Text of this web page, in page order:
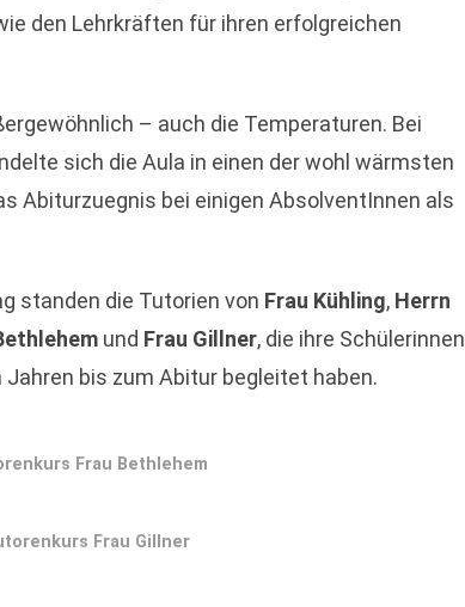
den Lehrkräften für ihren erfolgreichen
– auch die Temperaturen. Bei
sich die Aula in einen der wohl wärmsten
Abiturzuegnis bei einigen AbsolventInnen als
standen die Tutorien von Frau Kühling, Herrn
und Frau Gillner, die ihre Schülerinnen
Jahren bis zum Abitur begleitet haben.
Frau Bethlehem
Frau Gillner